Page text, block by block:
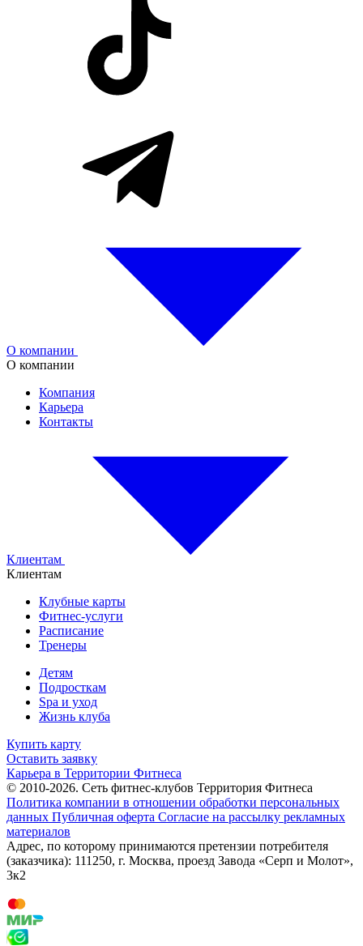
О компании
О компании
Компания
Карьера
Контакты
Клиентам
Клиентам
Клубные карты
Фитнес-услуги
Расписание
Тренеры
Детям
Подросткам
Spa и уход
Жизнь клуба
Купить карту
Оставить заявку
Карьера в Территории Фитнеса
© 2010-2026. Сеть фитнес-клубов Территория Фитнеса
Политика компании в отношении обработки персональных
данных Публичная оферта Согласие на рассылку рекламных
материалов
Адрес, по которому принимаются претензии потребителя
(заказчика): 111250, г. Москва, проезд Завода «Серп и Молот»,
3к2